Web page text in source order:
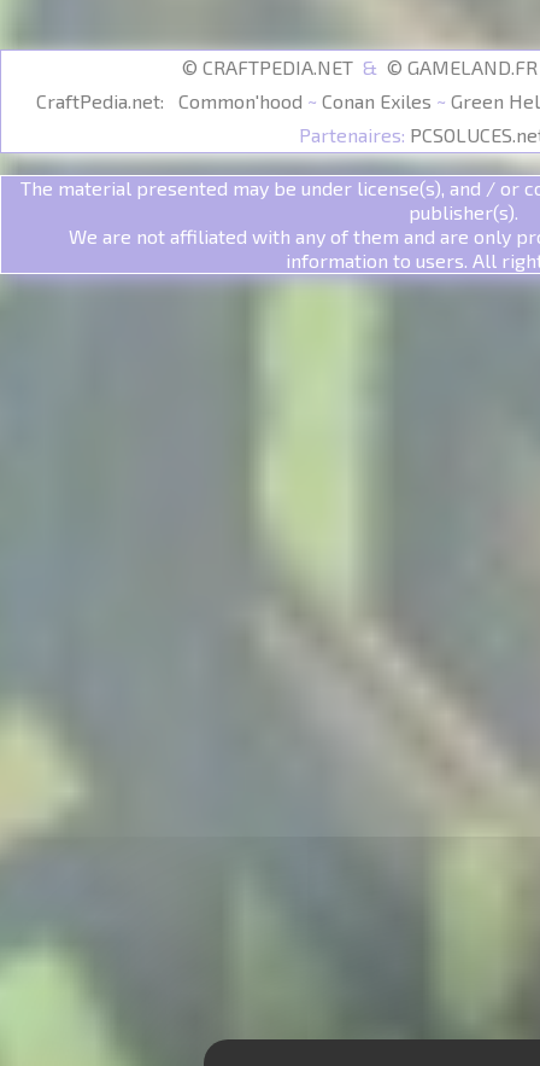
© CRAFTPEDIA.NET & ©
CraftPedia.net:
Common'hood ~ Conan Exiles ~ Green
Partenaires:
The material presented may be under license(s), and / or
publisher(s).
We are not affiliated with any of them and are only
information to users. All